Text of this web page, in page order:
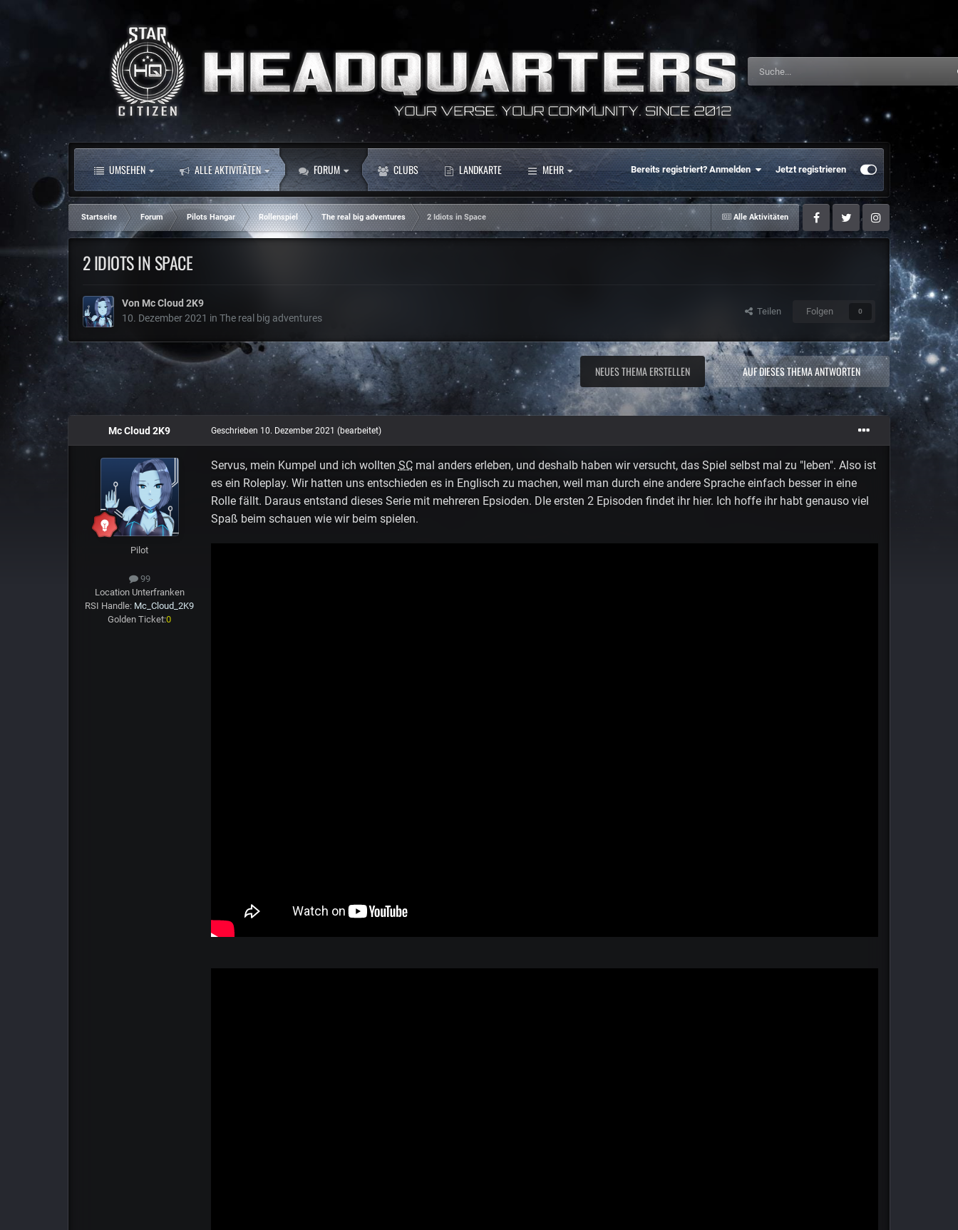
UMSEHEN ALLE AKTIVITÄTEN FORUM CLUBS LANDKARTE MEHR Bereits registriert? Anmelden Jetzt registrieren
Alle Aktivitäten
Startseite Forum Pilots Hangar Rollenspiel The real big adventures
2 Idiots in Space
FacebookTwitter Instagram
2 IDIOTS IN SPACE
Von Mc Cloud 2K9
10. Dezember 2021 in The real big adventures
Teilen Folgen 0
AUF DIESES THEMA ANTWORTEN
NEUES THEMA ERSTELLEN
Mc Cloud 2K9
Pilot
99
Location Unterfranken
RSI Handle: Mc_Cloud_2K9
Golden Ticket:0
Geschrieben 10. Dezember 2021 (bearbeitet)
Servus, mein Kumpel und ich wollten SCmal anders erleben, und deshalb haben wir versucht, das Spiel selbst mal zu "leben". Also ist
es ein Roleplay. Wir hatten uns entschieden es in Englisch zu machen, weil man durch eine andere Sprache einfach besser in eine
Rolle fällt. Daraus entstand dieses Serie mit mehreren Epsioden. DIe ersten 2 Episoden findet ihr hier. Ich hoffe ihr habt genauso viel
Spaß beim schauen wie wir beim spielen.